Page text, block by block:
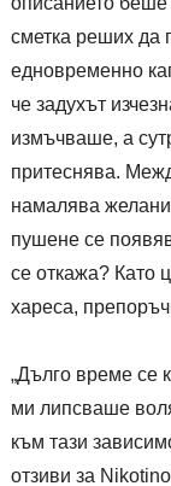
сметка реших да
едновременно
че задухът
измъчваше, а
притеснява.
намалява
пушене се
се откажа? Като
хареса,
„Дълго време се
ми липсваше
към тази
отзиви за